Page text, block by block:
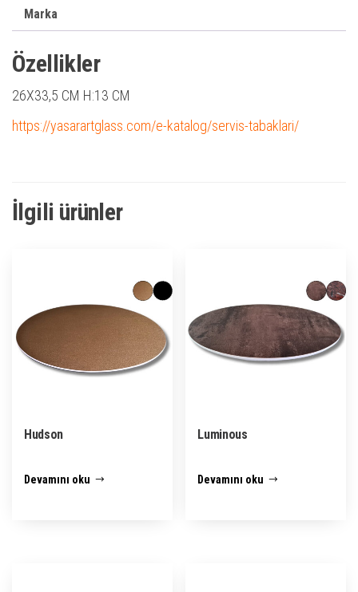
Marka
Özellikler
26X33,5 CM H:13 CM
https://yasarartglass.com/e-katalog/servis-tabaklari/
İlgili ürünler
Hudson
Devamını oku
Luminous
Devamını oku